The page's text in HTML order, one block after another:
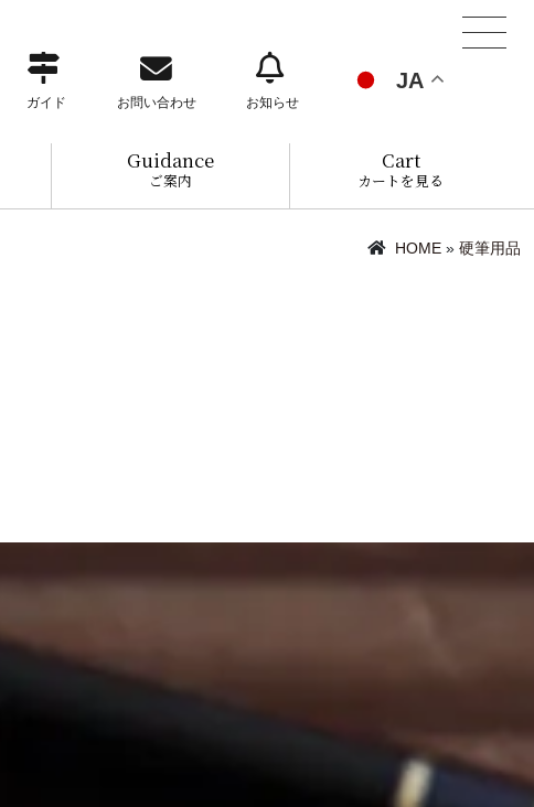
ガイド お問い合わせ お知らせ
JA
Guidance
ご案内
Cart
カートを見る
HOME » 硬筆用品